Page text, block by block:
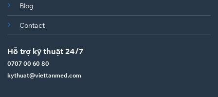
Blog
Contact
Hỗ trợ kỹ thuật 24/7
0707 00 60 80
kythuat@viettanmed.com